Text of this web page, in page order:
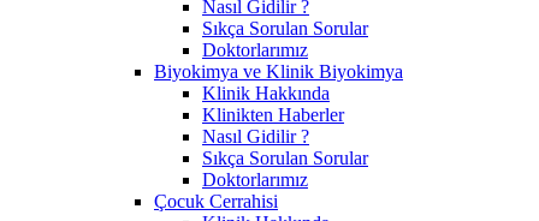
Nasıl Gidilir ?
Sıkça Sorulan Sorular
Doktorlarımız
Biyokimya ve Klinik Biyokimya
Klinik Hakkında
Klinikten Haberler
Nasıl Gidilir ?
Sıkça Sorulan Sorular
Doktorlarımız
Çocuk Cerrahisi